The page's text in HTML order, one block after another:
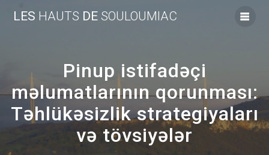
to
LES HAUTS DE SOULOUMIAC
Pinup istifadəçi
məlumatlarının qorunması:
Təhlükəsizlik strategiyaları
və tövsiyələr